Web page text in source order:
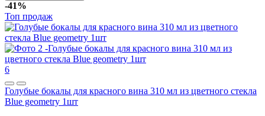
-41%
Топ продаж
6
Голубые бокалы для красного вина 310 мл из цветного стекла
Blue geometry 1шт